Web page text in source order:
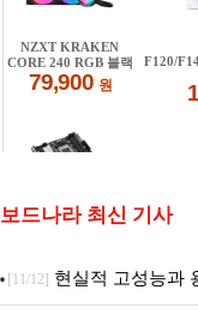
보드나라 최신 기사
[11/12] 현실적 고성능과